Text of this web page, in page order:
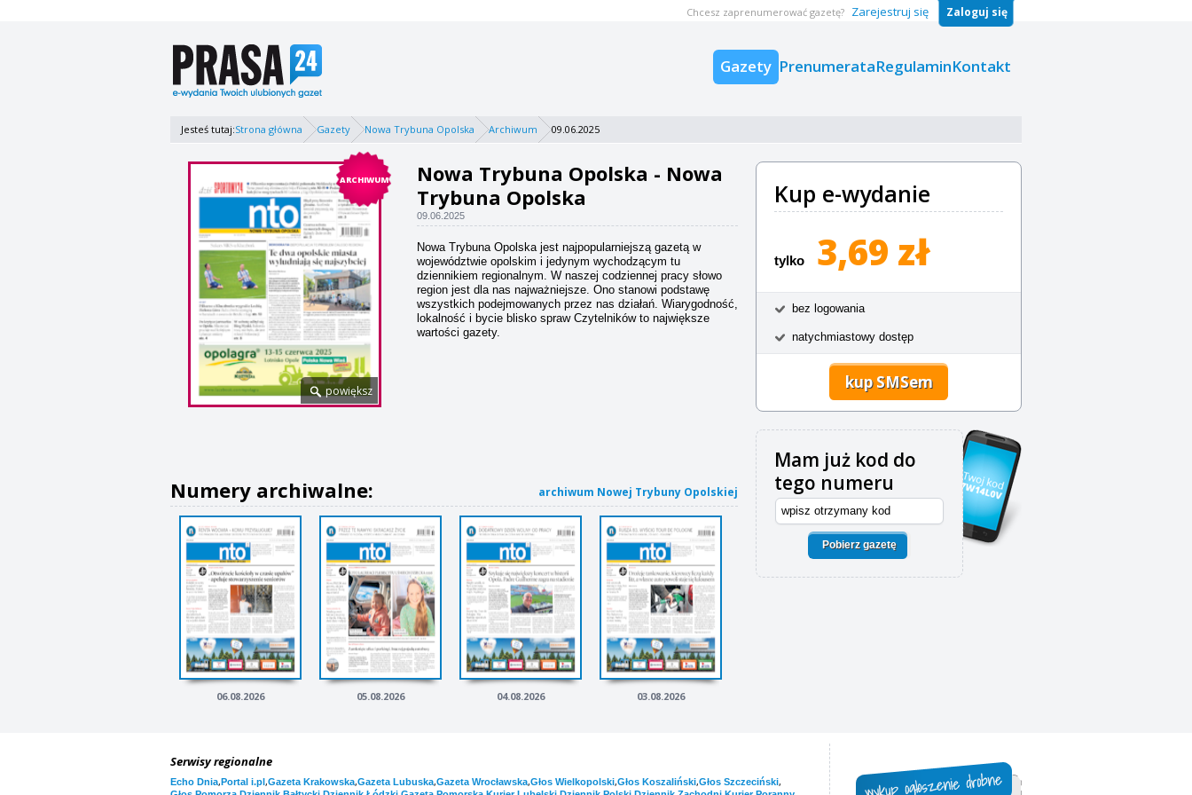
Gazety PrenumerataRegulaminKontakt
Chcesz zaprenumerować gazetę? Zarejestruj się Zaloguj się
Jesteś tutaj:Strona główna Gazety Nowa Trybuna Opolska Archiwum 09.06.2025
ARCHIWUM
powiększ
Nowa Trybuna Opolska - Nowa
Trybuna Opolska
09.06.2025
Nowa Trybuna Opolska jest najpopularniejszą gazetą w
województwie opolskim i jedynym wychodzącym tu
dziennikiem regionalnym. W naszej codziennej pracy słowo
region jest dla nas najważniejsze. Ono stanowi podstawę
wszystkich podejmowanych przez nas działań. Wiarygodność,
lokalność i bycie blisko spraw Czytelników to największe
wartości gazety.
Kup e-wydanie
tylko 3,69 zł
bez logowania
natychmiastowy dostęp
kup SMSem
Mam już kod do
tego numeru
Pobierz gazetę
Numery archiwalne: archiwum Nowej Trybuny Opolskiej
06.08.2026 05.08.2026 04.08.2026 03.08.2026
Serwisy regionalne
Echo Dnia,Portal i.pl,Gazeta Krakowska,Gazeta Lubuska,Gazeta Wrocławska,Głos Wielkopolski,Głos Koszaliński,Głos Szczeciński,